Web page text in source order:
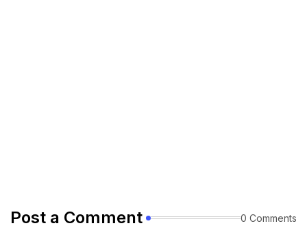
Post a Comment 0 Comments